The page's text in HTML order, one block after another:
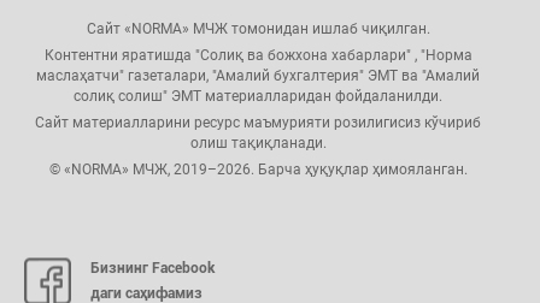
Сайт «NORMA» МЧЖ томонидан ишлаб чиқилган.
Контентни яратишда "Солиқ ва божхона хабарлари" , "Норма
маслаҳатчи" газеталари, "Амалий бухгалтерия" ЭМТ ва "Амалий
солиқ солиш" ЭМТ материалларидан фойдаланилди.
Сайт материалларини ресурс маъмурияти розилигисиз кўчириб
олиш тақиқланади.
© «NORMA» МЧЖ, 2019–2026. Барча ҳуқуқлар ҳимояланган.
Бизнинг Facebook
даги саҳифамиз